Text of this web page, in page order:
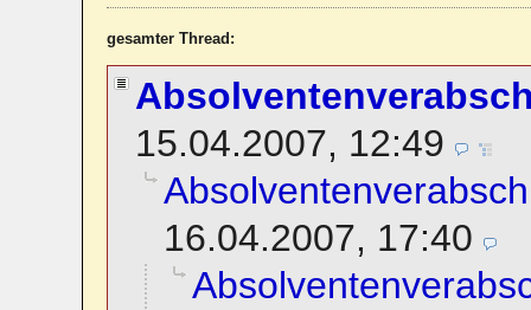
gesamter Thread:
15.04.2007, 12:49
16.04.2007, 17:40